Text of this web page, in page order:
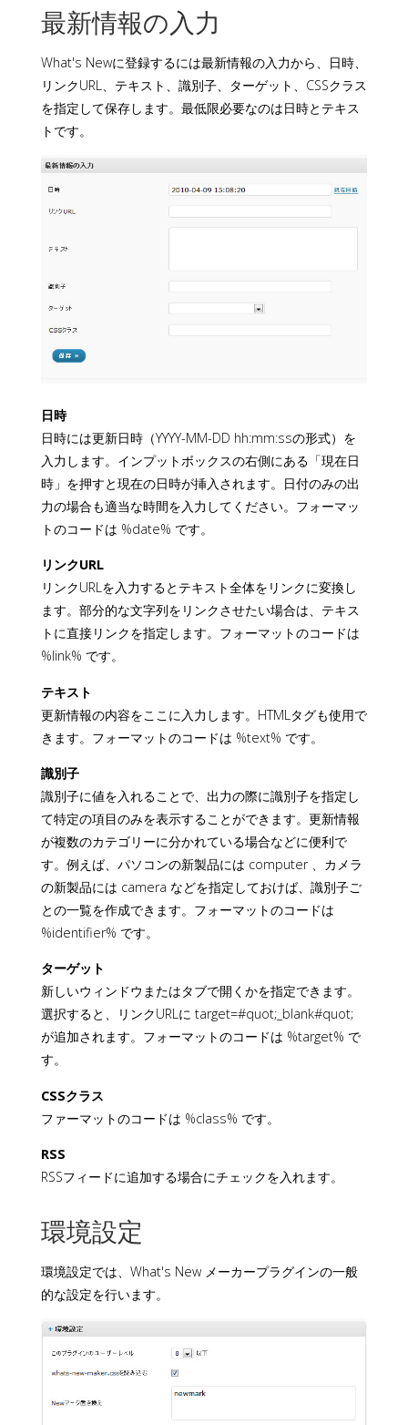
最新情報の入力
What's Newに登録するには最新情報の入力から、日時、
リンクURL、テキスト、識別子、ターゲット、CSSクラス
を指定して保存します。最低限必要なのは日時とテキス
トです。
日時
日時には更新日時（YYYY-MM-DD hh:mm:ssの形式）を
入力します。インプットボックスの右側にある「現在日
時」を押すと現在の日時が挿入されます。日付のみの出
力の場合も適当な時間を入力してください。フォーマッ
トのコードは %date% です。
リンクURL
リンクURLを入力するとテキスト全体をリンクに変換し
ます。部分的な文字列をリンクさせたい場合は、テキス
トに直接リンクを指定します。フォーマットのコードは
%link% です。
テキスト
更新情報の内容をここに入力します。HTMLタグも使用で
きます。フォーマットのコードは %text% です。
識別子
識別子に値を入れることで、出力の際に識別子を指定し
て特定の項目のみを表示することができます。更新情報
が複数のカテゴリーに分かれている場合などに便利で
す。例えば、パソコンの新製品には computer 、カメラ
の新製品には camera などを指定しておけば、識別子ご
との一覧を作成できます。フォーマットのコードは
%identifier% です。
ターゲット
新しいウィンドウまたはタブで開くかを指定できます。
選択すると、リンクURLに target=#quot;_blank#quot;
が追加されます。フォーマットのコードは %target% で
す。
CSSクラス
ファーマットのコードは %class% です。
RSS
RSSフィードに追加する場合にチェックを入れます。
環境設定
環境設定では、What's New メーカープラグインの一般
的な設定を行います。